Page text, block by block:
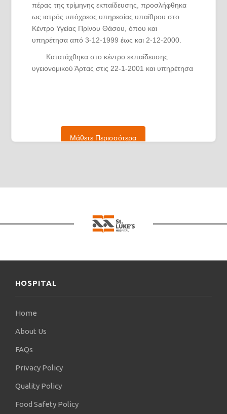
πέρας της τρίμηνης εκπαίδευσης, προσλήφθηκα
ως ιατρός υπόχρεος υπηρεσίας υπαίθρου στο
Κέντρο Υγείας Πρίνου Θάσου, όπου και
υπηρέτησα από 3-12-1999 έως και 2-12-2000.
Κατατάχθηκα στο κέντρο εκπαίδευσης
υγειονομικού Άρτας στις 22-1-2001 και υπηρέτησα
17-4-2002 μέχρι 16-1-2003 ως έμμισθος
ιατρικής 3ου, 4ου και 6ου έτους.
στο Νοσοκομείο Γεννηματάς Θεσσαλονίκης ως
έμμισθος ειδικευόμενος ιατρός στη Β’ Ορθοπαιδική
30/09/2008 στην ανωτέρω Ορθοπαιδική κλινική με
Ν.3580/2007.
Κρίθηκα άξιος του διδακτορικού διπλώματος
διδάκτορας της Ιατρικής Σχολής του Αριστοτελείου
Πανεπιστημίου Θεσσαλονίκης στις 22/6/2007. Το
επίδραση του οπισθοπεριτοναϊκού αιματώματος
σπλάγχνων».
Μάθετε Περισσότερα
HOSPITAL
Home
About Us
FAQs
Privacy Policy
Quality Policy
Food Safety Policy